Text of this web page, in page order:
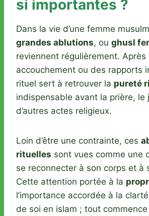
si importantes ?
Dans la vie d’une femme
grandes ablutions, ou ghusl
reviennent régulièrement. Après
accouchement ou des rapports
rituel sert à retrouver la pureté
indispensable avant la prière, le
d’autres actes religieux.
Loin d’être une contrainte, ces
rituelles sont vues comme une
se reconnecter à son corps et à
Cette attention portée à la
l’importance accordée à la
de soi en islam ; tout commence